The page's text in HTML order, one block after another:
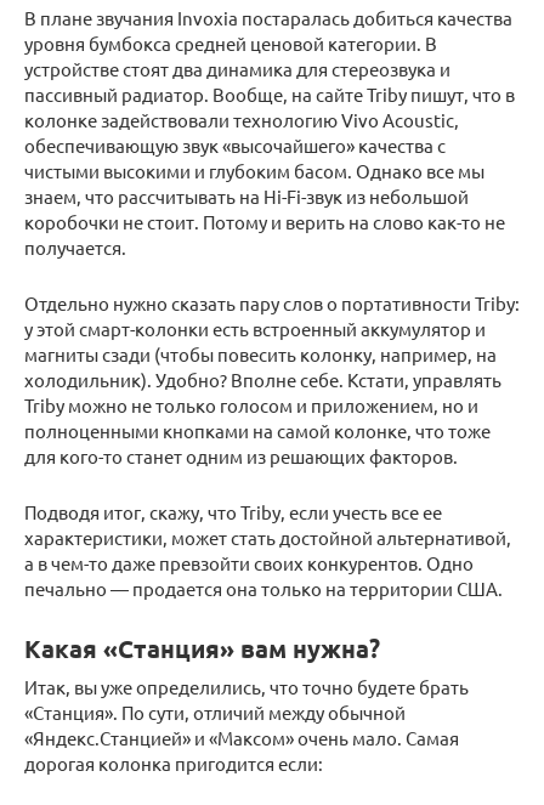
В плане звучания Invoxia постаралась добиться качества
уровня бумбокса средней ценовой категории. В
устройстве стоят два динамика для стереозвука и
пассивный радиатор. Вообще, на сайте Triby пишут, что в
колонке задействовали технологию Vivo Acoustic,
обеспечивающую звук «высочайшего» качества с
чистыми высокими и глубоким басом. Однако все мы
знаем, что рассчитывать на Hi-Fi-звук из небольшой
коробочки не стоит. Потому и верить на слово как-то не
получается.
Отдельно нужно сказать пару слов о портативности Triby:
у этой смарт-колонки есть встроенный аккумулятор и
магниты сзади (чтобы повесить колонку, например, на
холодильник). Удобно? Вполне себе. Кстати, управлять
Triby можно не только голосом и приложением, но и
полноценными кнопками на самой колонке, что тоже
для кого-то станет одним из решающих факторов.
Подводя итог, скажу, что Triby, если учесть все ее
характеристики, может стать достойной альтернативой,
а в чем-то даже превзойти своих конкурентов. Одно
печально — продается она только на территории США.
Какая «Станция» вам нужна?
Итак, вы уже определились, что точно будете брать
«Станция». По сути, отличий между обычной
«Яндекс.Станцией» и «Максом» очень мало. Самая
дорогая колонка пригодится если: